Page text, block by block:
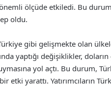
önemli ölçüde etkiledi. Bu
oldu.
gibi gelişmekte olan
yaptığı değişiklikler,
yol açtı. Bu durum,
etki yarattı. Yatırımcıların